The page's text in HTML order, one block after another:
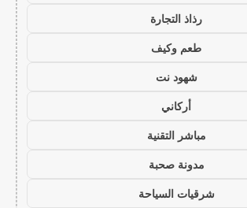
رذاذ التجارة
طعم وكيف
شهود نت
أركاني
مباشر التقنية
مدونة صحبة
شرقيات السياحة